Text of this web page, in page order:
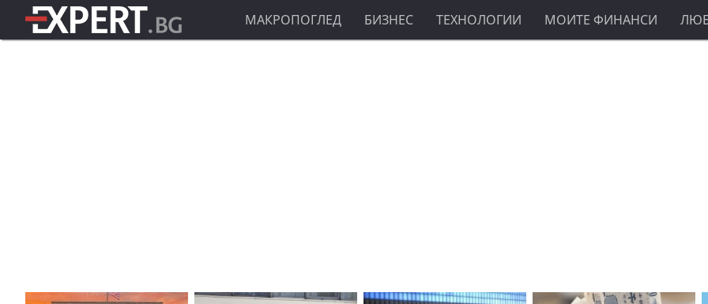
МАКРОПОГЛЕД БИЗНЕС ТЕХНОЛОГИИ МОИТЕ ФИНАНСИ